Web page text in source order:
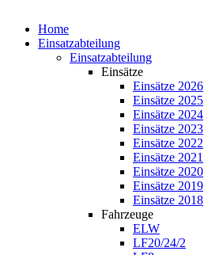
Home
Einsatzabteilung
Einsatzabteilung
Einsätze
Einsätze 2026
Einsätze 2025
Einsätze 2024
Einsätze 2023
Einsätze 2022
Einsätze 2021
Einsätze 2020
Einsätze 2019
Einsätze 2018
Fahrzeuge
ELW
LF20/24/2